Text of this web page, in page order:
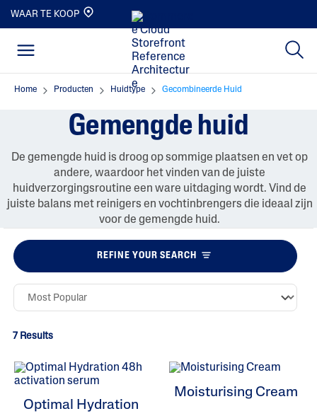
WAAR TE KOOP
Home Producten Huidtype Gecombineerde Huid
Gemengde huid
De gemengde huid is droog op sommige plaatsen en vet op
andere, waardoor het vinden van de juiste
huidverzorgingsroutine een ware uitdaging wordt. Vind de
juiste balans met reinigers en vochtinbrengers die ideaal zijn
voor de gemengde huid.
REFINE YOUR SEARCH
7 Results
Optimal Hydration
Moisturising Cream